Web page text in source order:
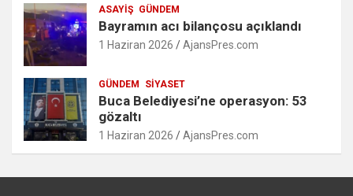
ASAYIŞ GÜNDEM
Bayramın acı bilançosu açıklandı
1 Haziran 2026 AjansPres.com
GÜNDEM SIYASET
Buca Belediyesi’ne operasyon: 53
gözaltı
1 Haziran 2026 AjansPres.com